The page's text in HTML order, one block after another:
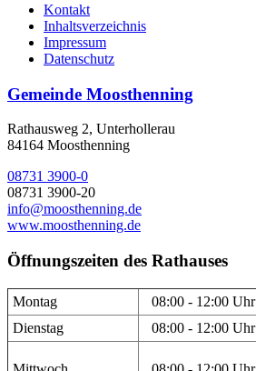
Kontakt
Inhaltsverzeichnis
Impressum
Datenschutz
Gemeinde Moosthenning
Rathausweg 2, Unterhollerau
84164 Moosthenning
08731 3900-0
08731 3900-20
info@moosthenning.de
www.moosthenning.de
Öffnungszeiten des Rathauses
Montag 08:00 - 12:00 Uhr
Dienstag
08:00 - 12:00 Uhr